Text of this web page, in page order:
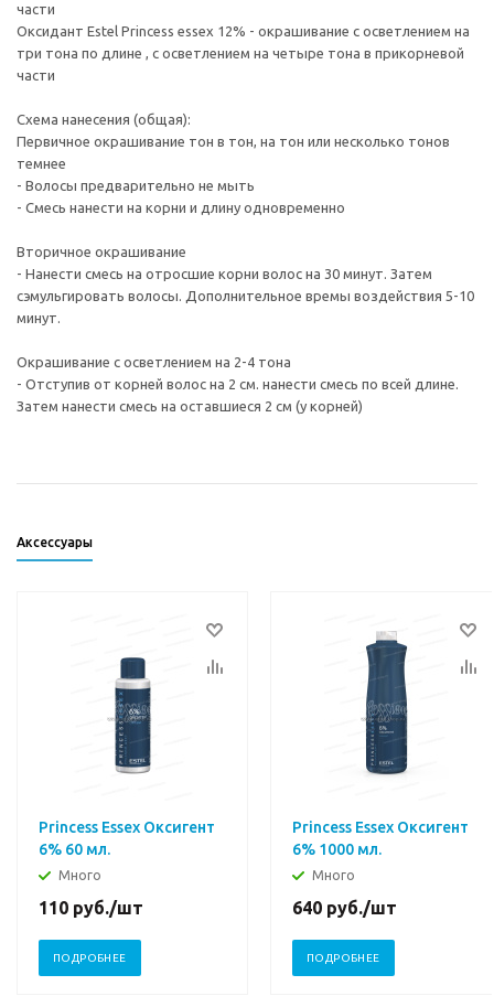
части
Оксидант Estel Princess essex 12% - окрашивание с осветлением на
три тона по длине , с осветлением на четыре тона в прикорневой
части
Схема нанесения (общая):
Первичное окрашивание тон в тон, на тон или несколько тонов
темнее
- Волосы предварительно не мыть
- Смесь нанести на корни и длину одновременно
Вторичное окрашивание
- Нанести смесь на отросшие корни волос на 30 минут. Затем
сэмульгировать волосы. Дополнительное времы воздействия 5-10
минут.
Окрашивание с осветлением на 2-4 тона
- Отступив от корней волос на 2 см. нанести смесь по всей длине.
Затем нанести смесь на оставшиеся 2 см (у корней)
Аксессуары
Princess Essex Оксигент
6% 60 мл.
Много
110 руб./шт
ПОДРОБНЕЕ
Princess Essex Оксигент
6% 1000 мл.
Много
640 руб./шт
ПОДРОБНЕЕ